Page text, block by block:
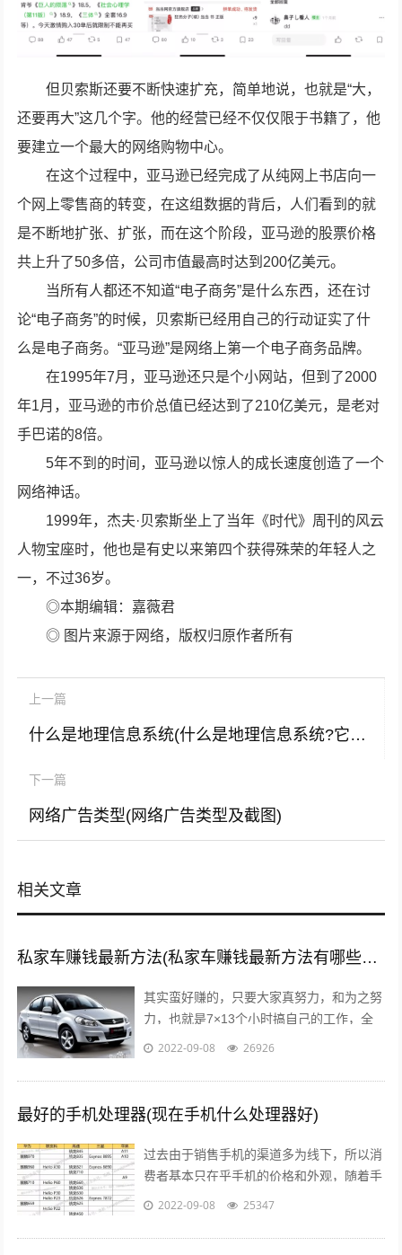
但贝索斯还要不断快速扩充，简单地说，也就是“大，
还要再大”这几个字。他的经营已经不仅仅限于书籍了，他
要建立一个最大的网络购物中心。
在这个过程中，亚马逊已经完成了从纯网上书店向一
个网上零售商的转变，在这组数据的背后，人们看到的就
是不断地扩张、扩张，而在这个阶段，亚马逊的股票价格
共上升了50多倍，公司市值最高时达到200亿美元。
当所有人都还不知道“电子商务”是什么东西，还在讨
论“电子商务”的时候，贝索斯已经用自己的行动证实了什
么是电子商务。“亚马逊”是网络上第一个电子商务品牌。
在1995年7月，亚马逊还只是个小网站，但到了2000
年1月，亚马逊的市价总值已经达到了210亿美元，是老对
手巴诺的8倍。
5年不到的时间，亚马逊以惊人的成长速度创造了一个
网络神话。
1999年，杰夫·贝索斯坐上了当年《时代》周刊的风云
人物宝座时，他也是有史以来第四个获得殊荣的年轻人之
一，不过36岁。
◎本期编辑：嘉薇君
◎ 图片来源于网络，版权归原作者所有
上一篇
什么是地理信息系统(什么是地理信息系统?它与一般的信息系统有何区别?)
下一篇
网络广告类型(网络广告类型及截图)
相关文章
私家车赚钱最新方法(私家车赚钱最新方法有哪些?推荐这5种赚钱方法)
其实蛮好赚的，只要大家真努力，和为之努
力，也就是7×13个小时搞自己的工作，全
面性的拼命，那么我们自然就可以赚到钱
2022-09-08 26926
最好的手机处理器(现在手机什么处理器好)
过去由于销售手机的渠道多为线下，所以消
费者基本只在乎手机的价格和外观，随着手
机线上销售渠道的拓宽，以及小米曾打出性
2022-09-08 25347